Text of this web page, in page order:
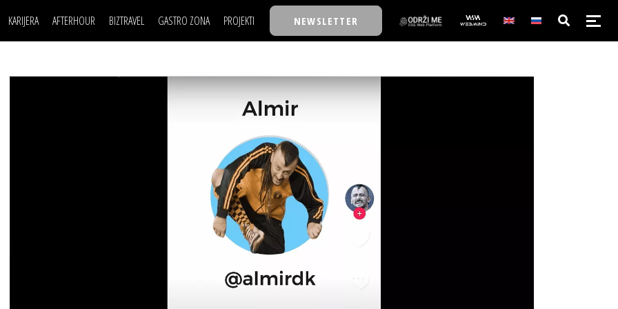
KARIJERA AFTERHOUR BIZTRAVEL GASTRO ZONA PROJEKTI
TASTY TALKS
30 ISPOD 30
BACK TO OFFICE/SCHOOL
BIZBENDOVI
BIZKOLEGIJUM
BMW BIZNIS LIGA
BIZLIFE WEEK
NEWSLETTER
POSAO
MOJ UGAO
FILM I SCENA
AUTO SVET
NAJKOLEGA
30 ISPOD 30
BACK TO OFFICE/SCHOOL
BIZKOLEGIJUM
BMW BIZNIS LIGA
BIZLIFE WEEK
IZJAVA GODINE